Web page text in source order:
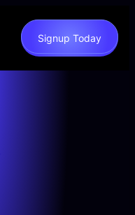
Signup Today